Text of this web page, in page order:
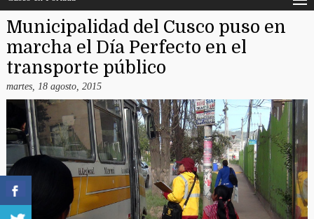
Municipalidad del Cusco puso en
marcha el Día Perfecto en el
transporte público
martes, 18 agosto, 2015